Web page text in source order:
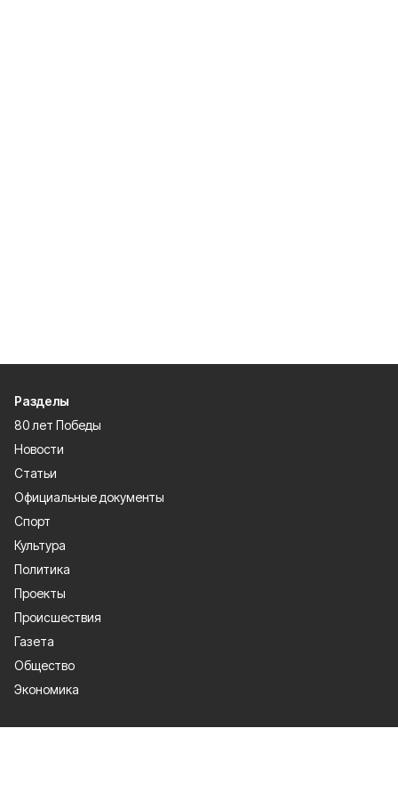
Разделы
80 лет Победы
Новости
Статьи
Официальные документы
Спорт
Культура
Политика
Проекты
Происшествия
Газета
Общество
Экономика